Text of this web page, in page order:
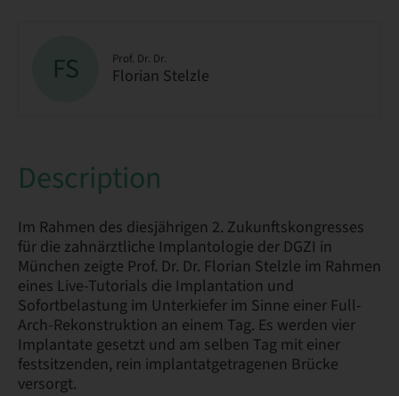
FS Prof. Dr. Dr.
Florian Stelzle
Description
Im Rahmen des diesjährigen 2. Zukunftskongresses
für die zahnärztliche Implantologie der DGZI in
München zeigte Prof. Dr. Dr. Florian Stelzle im Rahmen
eines Live-Tutorials die Implantation und
Sofortbelastung im Unterkiefer im Sinne einer Full-
Arch-Rekonstruktion an einem Tag. Es werden vier
Implantate gesetzt und am selben Tag mit einer
festsitzenden, rein implantatgetragenen Brücke
versorgt.